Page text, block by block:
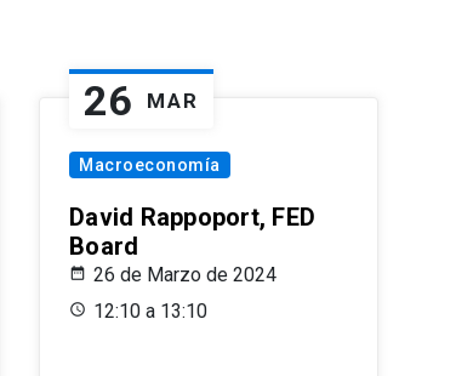
26 MAR
Macroeconomía
David Rappoport, FED
Board
26 de Marzo de 2024
12:10 a 13:10